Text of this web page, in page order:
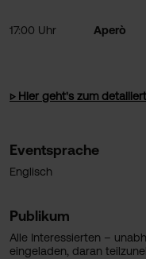
17:00 Uhr Aperò
▷ Hier geht's zum
Eventsprache
Englisch
Publikum
Alle Interessierten –
eingeladen, daran